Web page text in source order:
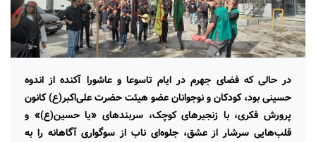
در حالی که فضای جهرم در ایام تاسوعا و عاشورا آکنده از اندوه
حسینی بود، کودکان و نوجوانان عضو هیئت حضرت علی‌اکبر(ع) کانون
پرورش فکری، با زنجیرهای کوچک، سربندهای «یا حسین(ع)» و
قلب‌هایی سرشار از عشق، جلوه‌ای ناب از سوگواری آگاهانه را به